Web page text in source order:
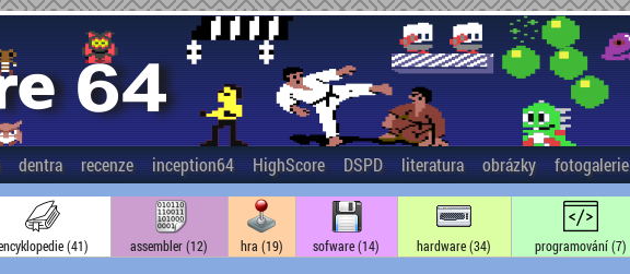
dentra recenze inception64 HighScore DSPD literatura obrázky fotogalerie
(41) assembler (12) hra (19) sofware (14) hardware (34) programování (7)